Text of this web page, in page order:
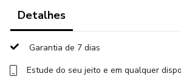
Detalhes
Garantia de 7 dias
Estude do seu jeito e em qualquer